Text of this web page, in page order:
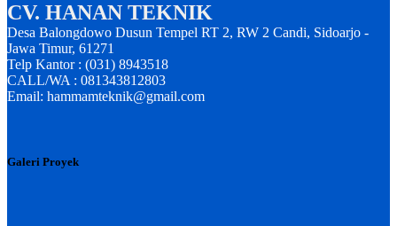
CV. HANAN TEKNIK
Desa Balongdowo Dusun Tempel RT 2, RW 2 Candi, Sidoarjo -
Jawa Timur, 61271
Telp Kantor : (031) 8943518
CALL/WA : 081343812803
Email: hammamteknik@gmail.com
Galeri Proyek